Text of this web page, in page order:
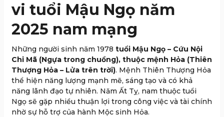
vi tuổi Mậu Ngọ năm
2025 nam mạng
Những người sinh năm 1978 tuổi Mậu Ngọ – Cứu Nội
Chi Mã (Ngựa trong chuồng), thuộc mệnh Hỏa (Thiên
Thượng Hỏa – Lửa trên trời). Mệnh Thiên Thượng Hỏa
thể hiện năng lượng mạnh mẽ, sáng tạo và có khả
năng lãnh đạo tự nhiên. Năm Ất Tỵ, nam thuộc tuổi
Ngọ sẽ gặp nhiều thuận lợi trong công việc và tài chính
nhờ sự hỗ trợ của hành Mộc sinh Hỏa.